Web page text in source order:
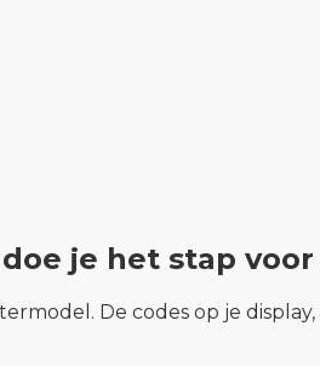
je het stap
De codes op je